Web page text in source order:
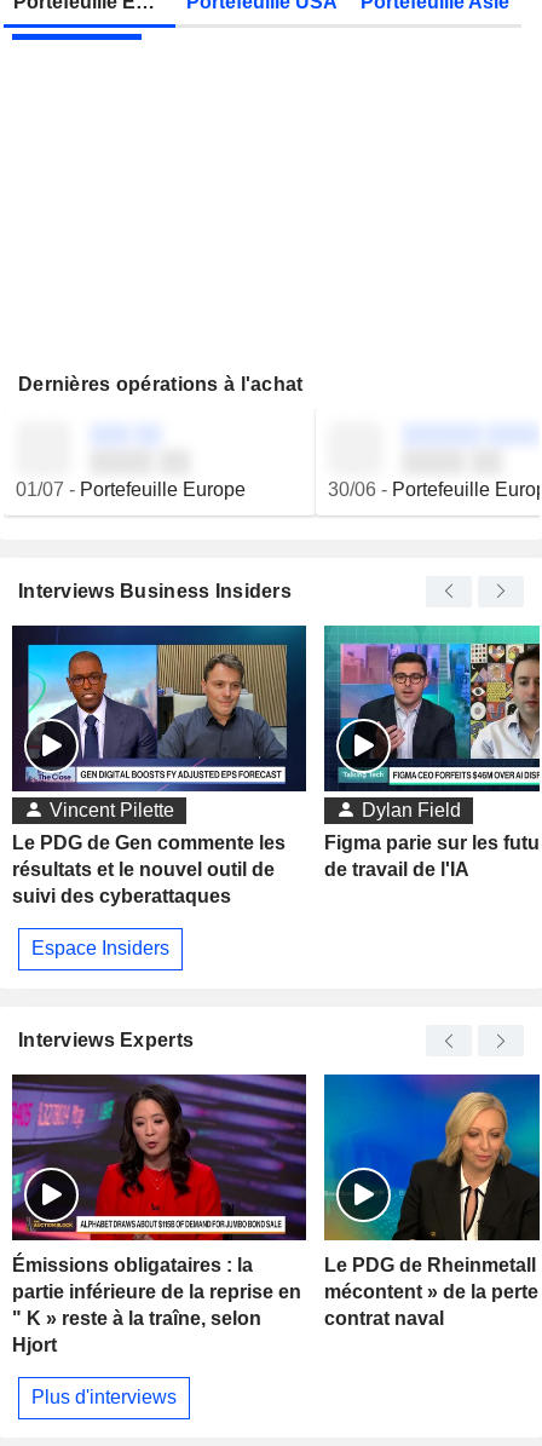
JBS N.V. Publication des résultats - Q2 2026
Dernières opérations à l'achat
01/07 - Portefeuille Europe 30/06- Portefeuille
Interviews Business Insiders
Vincent Pilette
Le PDG de Gen commente les
résultats et le nouvel outil de
suivi des cyberattaques
Dylan Field
Figma parie sur les
de travail de l'IA
Espace Insiders
Interviews Experts
Émissions obligataires : la
partie inférieure de la reprise en
" K » reste à la traîne, selon
Hjort
Le PDG de
mécontent » de la
contrat naval
Plus d'interviews